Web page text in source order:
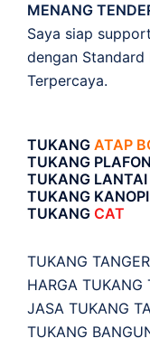
MENANG
Saya siap
dengan Standard
Terpercaya.
TUKANG ATAP
TUKANG PLAFON
TUKANG LANTAI
TUKANG KANOPI
TUKANG CAT
TUKANG
HARGA TUKANG
JASA TUKANG
TUKANG